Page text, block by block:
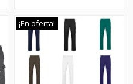
¡En oferta!